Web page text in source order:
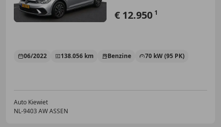
€ 12.950 1
06/2022 138.056 km Benzine 70 kW (95 PK)
Auto Kiewiet
NL-9403 AW ASSEN